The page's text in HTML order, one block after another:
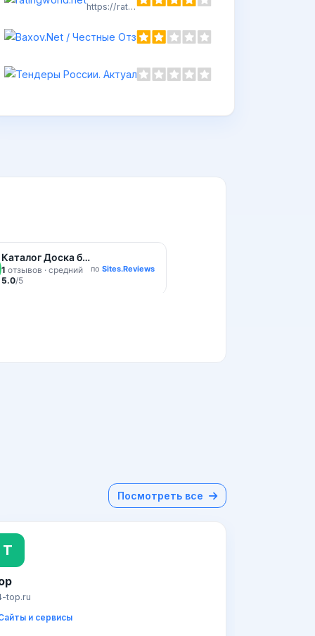
https://ratingworld.net
Baxov.Net / Честные Отзывы
https://baxov.net
Посмотреть все
T
top.ru
и сервисы